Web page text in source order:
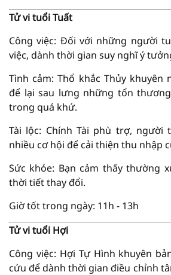
Tử vi tuổi Tuất
Công việc: Đối với những người
việc, dành thời gian suy nghĩ ý
Tình cảm: Thổ khắc Thủy khuyên
để lại sau lưng những tổn
trong quá khứ.
Tài lộc: Chính Tài phù trợ, người
nhiều cơ hội để cải thiện thu nhập
Sức khỏe: Bạn cảm thấy thường
thời tiết thay đổi.
Giờ tốt trong ngày: 11h - 13h
Tử vi tuổi Hợi
Công việc: Hợi Tự Hình khuyên
cứu để dành thời gian điều chỉnh